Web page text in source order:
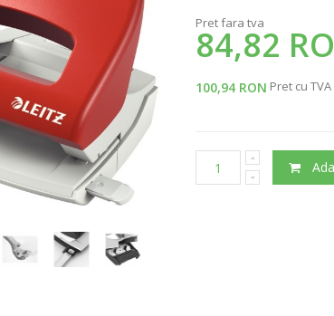
Pret fara tva
84,82
100,94 RON Pret cu TVA